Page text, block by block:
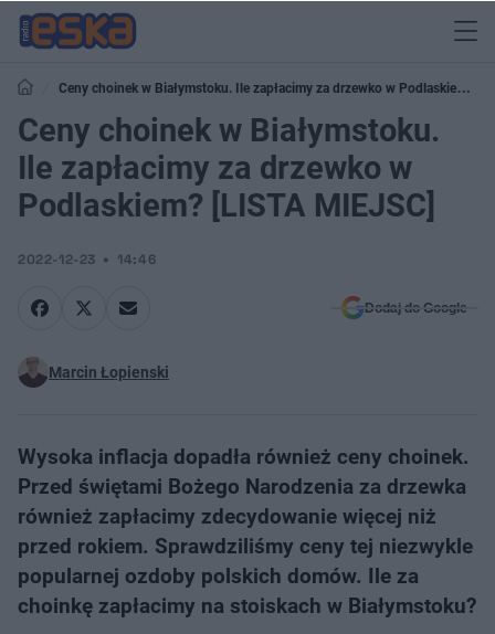
Ceny choinek w Białymstoku. Ile zapłacimy za drzewko w Podlaskiem?
[LISTA MIEJSC]
Ceny choinek w Białymstoku.
Ile zapłacimy za drzewko w
Podlaskiem? [LISTA MIEJSC]
2022-12-23 14:46
Dodaj do Google
Marcin Łopienski
Wysoka inflacja dopadła również ceny choinek.
Przed świętami Bożego Narodzenia za drzewka
również zapłacimy zdecydowanie więcej niż
przed rokiem. Sprawdziliśmy ceny tej niezwykle
popularnej ozdoby polskich domów. Ile za
choinkę zapłacimy na stoiskach w Białymstoku?